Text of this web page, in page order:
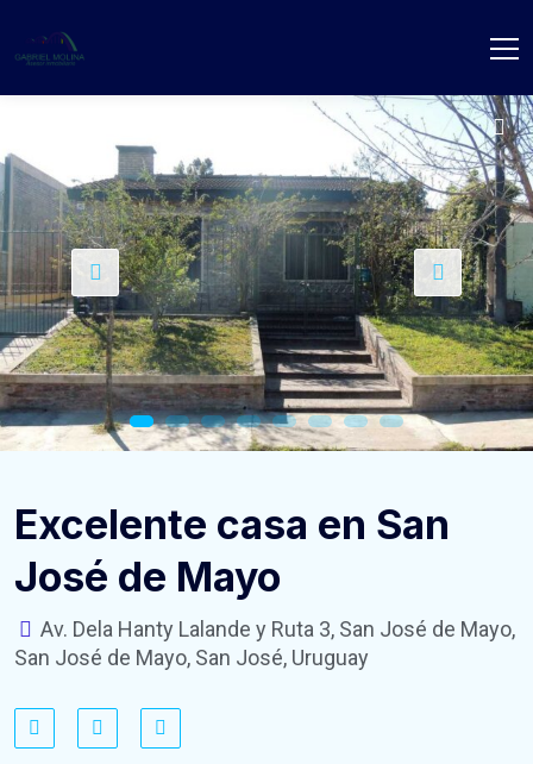
Excelente casa en San
José de Mayo
Av. Dela Hanty Lalande y Ruta 3, San José de Mayo,
San José de Mayo, San José, Uruguay